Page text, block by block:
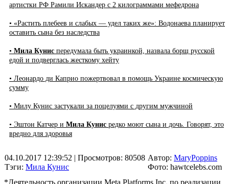
артистки РФ Рамили Искандер с 2 килограммами мефедрона
• «Растить плебеев и слабых — удел таких же»: Водонаева планирует
оставить сына без наследства
• Мила Кунис передумала быть украинкой, назвала борщ русской
едой и подверглась жесткому хейту
• Леонардо ди Каприо пожертвовал в помощь Украине космическую
сумму
• Милу Кунис застукали за поцелуями с другим мужчиной
• Эштон Катчер и Мила Кунис редко моют сына и дочь. Говорят, это
вредно для здоровья
04.10.2017 12:39:52 | Просмотров: 80508
Тэги: Мила Кунис
Автор: MaryPoppins
Фото: hawtcelebs.com
*Деятельность организации Meta Platforms Inc. по реализации